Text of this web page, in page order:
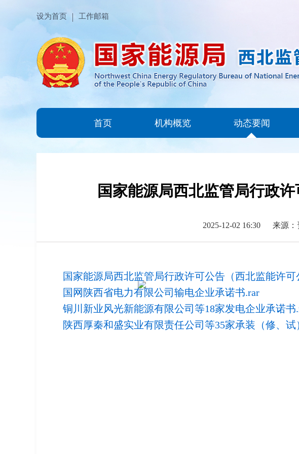
设为首页 工作邮箱
首页 机构概览 动态要闻
国家能源局西北监管局行政许
2025-12-02 16:30 来源：
国家能源局西北监管局行政许可公告（西北监能许可
国网陕西省电力有限公司输电企业承诺书.rar
铜川新业风光新能源有限公司等18家发电企业承诺书
陕西厚秦和盛实业有限责任公司等35家承装（修、